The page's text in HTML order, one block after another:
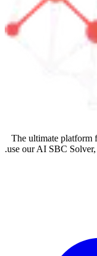
The ultimate platform
use our AI SBC Solver,